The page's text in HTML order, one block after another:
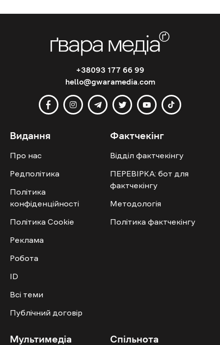
+38093 177 66 99
hello@gwaramedia.com
Видання
Про нас
Редполітика
Політика
конфіденційності
Політика Cookie
Реклама
Робота
ID
Всі теми
Публічний договір
Фактчекінг
Відділ фактчекінгу
ПЕРЕВІРКА: бот для
фактчекінгу
Методологія
Політика фактчекінгу
Мультимедіа Спільнота